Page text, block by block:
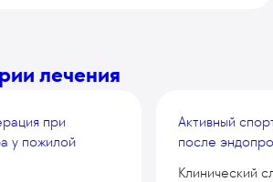
лечения
при
у пожилой
Активный
после
Клинический